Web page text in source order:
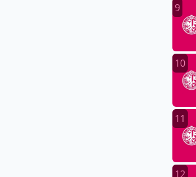
9
10
11
12